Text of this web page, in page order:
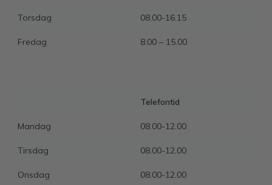
Torsdag 08.00-16.15
Fredag 8.00 – 15.00
Telefontid
Mandag 08.00-12.00
Tirsdag 08.00-12.00
Onsdag 08.00-12.00